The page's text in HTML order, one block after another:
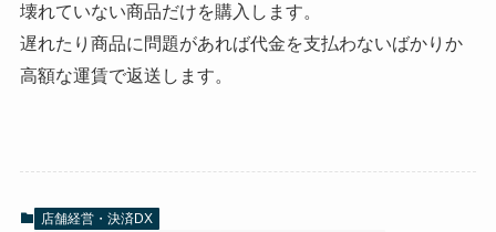
壊れていない商品だけを購入します。
遅れたり商品に問題があれば代金を支払わないばかりか
高額な運賃で返送します。
店舗経営・決済DX